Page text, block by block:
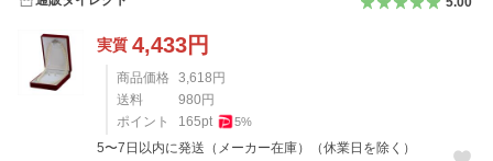
実質 4,433円
商品価格 3,618 円
送料
980 円
ポイント
165pt 5%
5〜7日以内に発送（メーカー在庫）（休業日を除く）